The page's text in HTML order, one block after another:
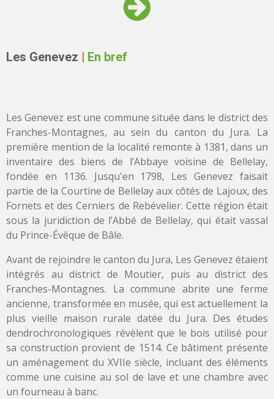
Les Genevez | En bref
Les Genevez est une commune située dans le district des
Franches-Montagnes, au sein du canton du Jura. La
première mention de la localité remonte à 1381, dans un
inventaire des biens de l’Abbaye voisine de Bellelay,
fondée en 1136. Jusqu'en 1798, Les Genevez faisait
partie de la Courtine de Bellelay aux côtés de Lajoux, des
Fornets et des Cerniers de Rebévelier. Cette région était
sous la juridiction de l’Abbé de Bellelay, qui était vassal
du Prince-Évêque de Bâle.
Avant de rejoindre le canton du Jura, Les Genevez étaient
intégrés au district de Moutier, puis au district des
Franches-Montagnes. La commune abrite une ferme
ancienne, transformée en musée, qui est actuellement la
plus vieille maison rurale datée du Jura. Des études
dendrochronologiques révèlent que le bois utilisé pour
sa construction provient de 1514. Ce bâtiment présente
un aménagement du XVIIe siècle, incluant des éléments
comme une cuisine au sol de lave et une chambre avec
un fourneau à banc.